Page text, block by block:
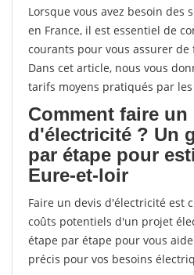
Lorsque vous avez besoin des
en France, il est essentiel de
courants pour vous assurer
Dans cet article, nous vous
tarifs moyens pratiqués par
Comment faire un
d'électricité ? Un
par étape pour
Eure-et-loir
Faire un devis d'électricité est
coûts potentiels d'un projet
étape par étape pour vous
précis pour vos besoins